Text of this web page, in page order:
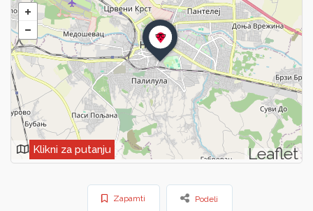
Leaflet
Klikni za putanju
Zapamti Podeli